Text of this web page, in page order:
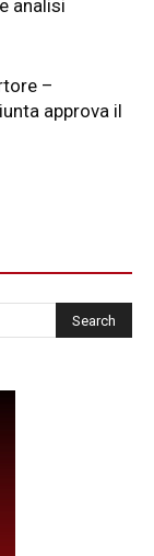
analisi
–
approva il